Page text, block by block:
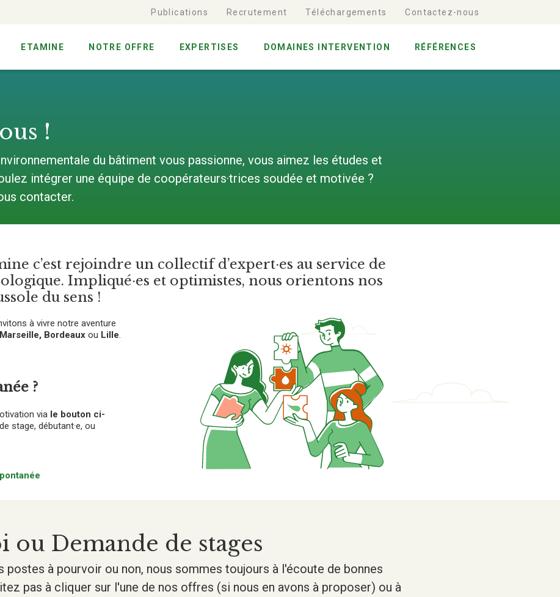
Publications Recrutement Téléchargements Contactez-nous
ETAMINE NOTRE OFFRE EXPERTISES DOMAINES INTERVENTION RÉFÉRENCES
!
du bâtiment vous passionne, vous aimez les études et
intégrer une équipe de coopérateurs·trices soudée et motivée ?
contacter.
c’est rejoindre un collectif d’expert·es au service de
Impliqué·es et optimistes, nous orientons nos
du sens !
à vivre notre aventure
Bordeaux ou Lille.
?
via le bouton ci-
stage, débutant·e, ou
Demande de stages
postes à pourvoir ou non, nous sommes toujours à l'écoute de bonnes
pas à cliquer sur l'une de nos offres (si nous en avons à proposer) ou à